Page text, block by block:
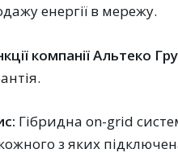
енергії в мережу.
компанії Альтеко
Гібридна on-grid
з яких